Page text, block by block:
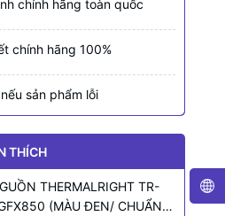
chính hãng toàn quốc
chính hãng 100%
sản phẩm lỗi
THÍCH
THERMALRIGHT TR-
(MÀU ĐEN/ CHUẨN